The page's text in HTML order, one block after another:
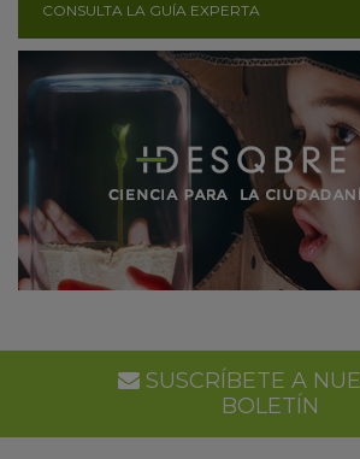
CONSULTA LA GUÍA EXPERTA
SUSCRÍBETE A
BOLETÍN